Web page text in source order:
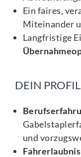
Ein faires,
Miteinander
Langfristige
DEIN
und